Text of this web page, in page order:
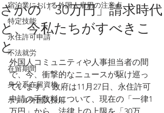
宿泊業における外国人雇用の注意点
特定技能
永住許可申請
不法就労
在留期間
身分系在留資格
ホテル外国人採用
さかの「30万円」請求時代
と、今私たちがすべきこ
と
外国人コミュニティや人事担当者の間
で、今、衝撃的なニュースが駆け巡っ
ています。 政府は11月27日、永住許可
申請の手数料について、現在の「一律1